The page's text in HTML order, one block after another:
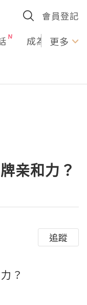
會員登記
成為U更多
亲和力？
追蹤
？